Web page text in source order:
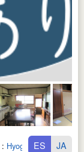
: Hyogo Ken
ES JA